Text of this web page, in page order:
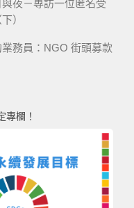
夜－專訪一位匿名受
）
務員：NGO 街頭募款
專欄！